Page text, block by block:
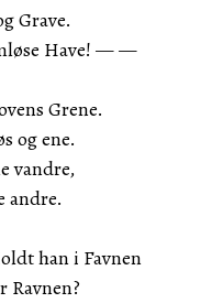
Grave.
Have! — —
Grene.
og ene.
vandre,
andre.
han i Favnen
Ravnen?